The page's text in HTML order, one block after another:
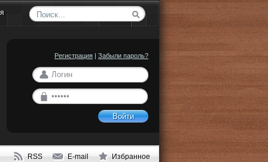
Регистрация | Забыли пароль?
Войти
RSS E-mail Избранное